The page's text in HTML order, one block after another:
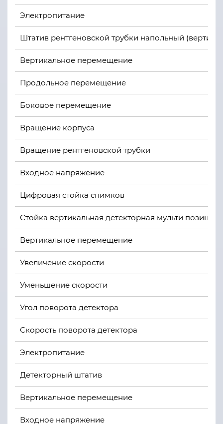
Электропитание
Штатив рентгеновской трубки напольный
Вертикальное перемещение
Продольное перемещение
Боковое перемещение
Вращение корпуса
Вращение рентгеновской трубки
Входное напряжение
Цифровая стойка снимков
Стойка вертикальная детекторная мульти
Вертикальное перемещение
Увеличение скорости
Уменьшение скорости
Угол поворота детектора
Скорость поворота детектора
Электропитание
Детекторный штатив
Вертикальное перемещение
Входное напряжение